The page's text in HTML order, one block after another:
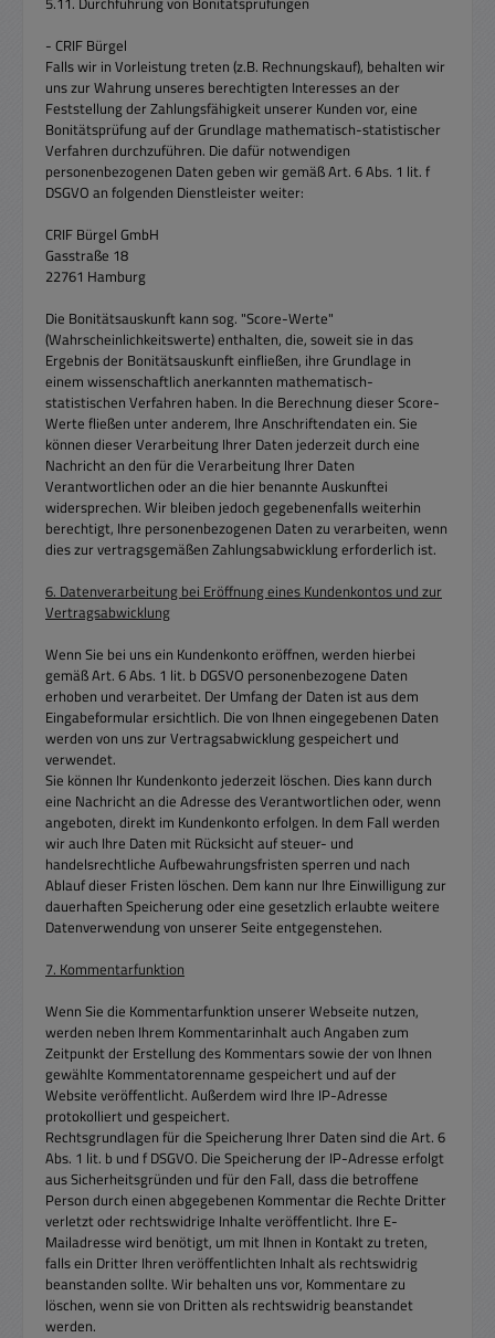
- CRIF Bürgel
Falls wir in Vorleistung treten (z.B. Rechnungskauf), behalten wir
uns zur Wahrung unseres berechtigten Interesses an der
Feststellung der Zahlungsfähigkeit unserer Kunden vor, eine
Bonitätsprüfung auf der Grundlage mathematisch-statistischer
Verfahren durchzuführen. Die dafür notwendigen
personenbezogenen Daten geben wir gemäß Art. 6 Abs. 1 lit. f
DSGVO an folgenden Dienstleister weiter:
CRIF Bürgel GmbH
Gasstraße 18
22761 Hamburg
Die Bonitätsauskunft kann sog. "Score-Werte"
(Wahrscheinlichkeitswerte) enthalten, die, soweit sie in das
Ergebnis der Bonitätsauskunft einfließen, ihre Grundlage in
einem wissenschaftlich anerkannten mathematisch-
statistischen Verfahren haben. In die Berechnung dieser Score-
Werte fließen unter anderem, Ihre Anschriftendaten ein. Sie
können dieser Verarbeitung Ihrer Daten jederzeit durch eine
Nachricht an den für die Verarbeitung Ihrer Daten
Verantwortlichen oder an die hier benannte Auskunftei
widersprechen. Wir bleiben jedoch gegebenenfalls weiterhin
berechtigt, Ihre personenbezogenen Daten zu verarbeiten, wenn
dies zur vertragsgemäßen Zahlungsabwicklung erforderlich ist.
6. Datenverarbeitung bei Eröffnung eines Kundenkontos und zur
Vertragsabwicklung
Wenn Sie bei uns ein Kundenkonto eröffnen, werden hierbei
gemäß Art. 6 Abs. 1 lit. b DGSVO personenbezogene Daten
erhoben und verarbeitet. Der Umfang der Daten ist aus dem
Eingabeformular ersichtlich. Die von Ihnen eingegebenen Daten
werden von uns zur Vertragsabwicklung gespeichert und
verwendet.
Sie können Ihr Kundenkonto jederzeit löschen. Dies kann durch
eine Nachricht an die Adresse des Verantwortlichen oder, wenn
angeboten, direkt im Kundenkonto erfolgen. In dem Fall werden
wir auch Ihre Daten mit Rücksicht auf steuer- und
handelsrechtliche Aufbewahrungsfristen sperren und nach
Ablauf dieser Fristen löschen. Dem kann nur Ihre Einwilligung zur
dauerhaften Speicherung oder eine gesetzlich erlaubte weitere
Datenverwendung von unserer Seite entgegenstehen.
7. Kommentarfunktion
Wenn Sie die Kommentarfunktion unserer Webseite nutzen,
werden neben Ihrem Kommentarinhalt auch Angaben zum
Zeitpunkt der Erstellung des Kommentars sowie der von Ihnen
gewählte Kommentatorenname gespeichert und auf der
Website veröffentlicht. Außerdem wird Ihre IP-Adresse
protokolliert und gespeichert.
Rechtsgrundlagen für die Speicherung Ihrer Daten sind die Art. 6
Abs. 1 lit. b und f DSGVO. Die Speicherung der IP-Adresse erfolgt
aus Sicherheitsgründen und für den Fall, dass die betroffene
Person durch einen abgegebenen Kommentar die Rechte Dritter
verletzt oder rechtswidrige Inhalte veröffentlicht. Ihre E-
Mailadresse wird benötigt, um mit Ihnen in Kontakt zu treten,
falls ein Dritter Ihren veröffentlichten Inhalt als rechtswidrig
beanstanden sollte. Wir behalten uns vor, Kommentare zu
löschen, wenn sie von Dritten als rechtswidrig beanstandet
werden.